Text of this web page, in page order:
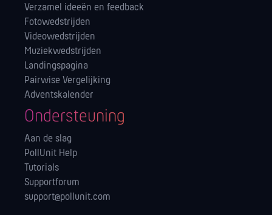
Verzamel ideeën en feedback
Fotowedstrijden
Videowedstrijden
Muziekwedstrijden
Landingspagina
Pairwise Vergelijking
Adventskalender
Ondersteuning
Aan de slag
PollUnit Help
Tutorials
Supportforum
support@pollunit.com